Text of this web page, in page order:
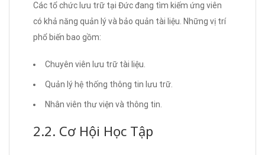
Các tổ chức lưu trữ tại Đức đang tìm kiếm ứng viên
có khả năng quản lý và bảo quản tài liệu. Những vị trí
phổ biến bao gồm:
Chuyên viên lưu trữ tài liệu.
Quản lý hệ thống thông tin lưu trữ.
Nhân viên thư viện và thông tin.
2.2. Cơ Hội Học Tập